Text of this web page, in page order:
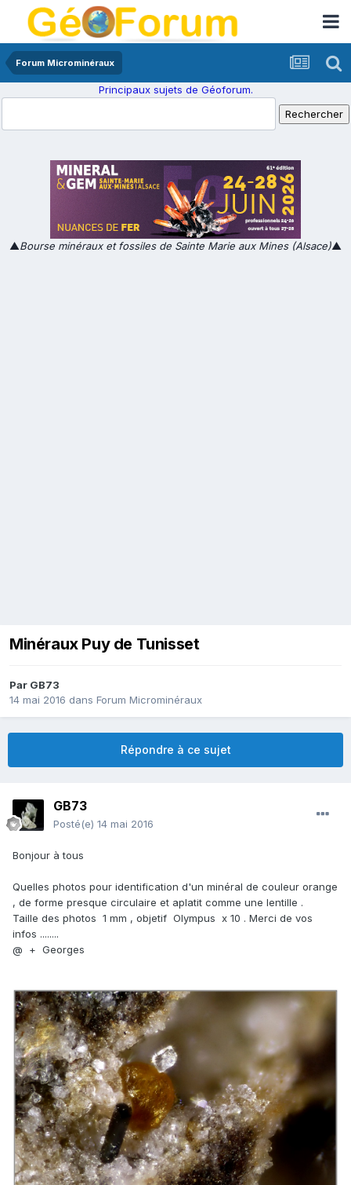
Forum Microminéraux
Principaux sujets de Géoforum.
▲Bourse minéraux et fossiles de Sainte Marie aux Mines (Alsace)▲
Minéraux Puy de Tunisset
Par GB73
14 mai 2016 dans Forum Microminéraux
Répondre à ce sujet
GB73
Posté(e) 14 mai 2016
Bonjour à tous
Quelles photos pour identification d'un minéral de couleur orange
, de forme presque circulaire et aplatit comme une lentille .
Taille des photos 1 mm , objetif Olympus x 10 . Merci de vos
infos ........
@ + Georges